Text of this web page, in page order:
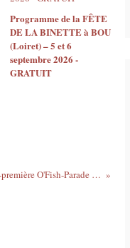
Programme de la FÊTE
DE LA BINETTE à BOU
(Loiret) – 5 et 6
septembre 2026 -
GRATUIT
Festival de Loire avant-première O'Fish-Parade à Orléans